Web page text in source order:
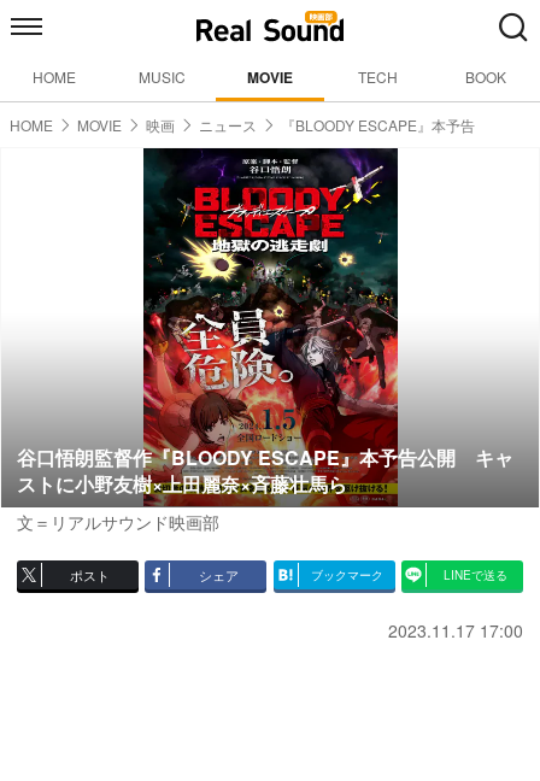
HOME MUSIC MOVIE TECH BOOK
HOME MOVIE 映画 ニュース 『BLOODY ESCAPE』本予告
谷口悟朗監督作『BLOODY ESCAPE』本予告公開 キャ
ストに小野友樹×上田麗奈×斉藤壮馬ら
文＝リアルサウンド映画部
ポスト シェア ブックマーク LINEで送る
2023.11.17 17:00